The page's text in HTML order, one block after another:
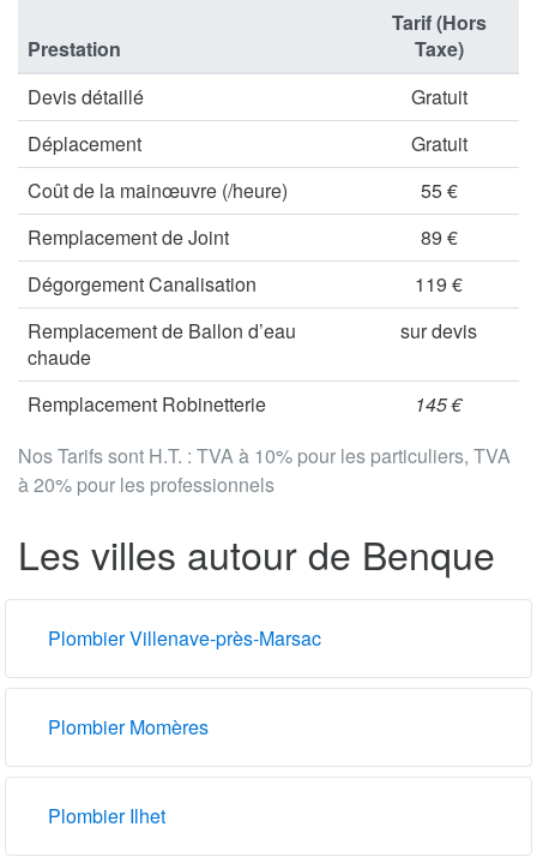
Nos Tarifs sont H.T. : TVA à 10% pour les particuliers, TVA
à 20% pour les professionnels
Prestation
Tarif (Hors
Taxe)
Devis détaillé
Gratuit
Déplacement
Gratuit
Coût de la mainœuvre (/heure)
55 €
Remplacement de Joint
89 €
Dégorgement Canalisation
119 €
Remplacement de Ballon d’eau
chaude
sur devis
Remplacement Robinetterie 145 €
Les villes autour de Benque
Plombier Villenave-près-Marsac
Plombier Momères
Plombier Ilhet